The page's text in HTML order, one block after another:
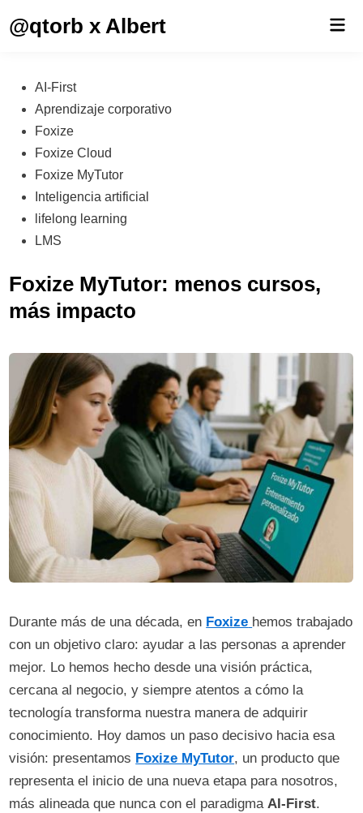
@qtorb x Albert
Publicado
en
AI-First
Aprendizaje corporativo
Foxize
Foxize Cloud
Foxize MyTutor
Inteligencia artificial
lifelong learning
LMS
Foxize MyTutor: menos cursos,
más impacto
Durante más de una década, en Foxize hemos trabajado
con un objetivo claro: ayudar a las personas a aprender
mejor. Lo hemos hecho desde una visión práctica,
cercana al negocio, y siempre atentos a cómo la
tecnología transforma nuestra manera de adquirir
conocimiento. Hoy damos un paso decisivo hacia esa
visión: presentamos Foxize MyTutor, un producto que
representa el inicio de una nueva etapa para nosotros,
más alineada que nunca con el paradigmaAI-First.